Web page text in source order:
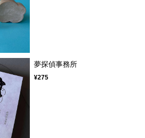
夢探偵事務所
¥275